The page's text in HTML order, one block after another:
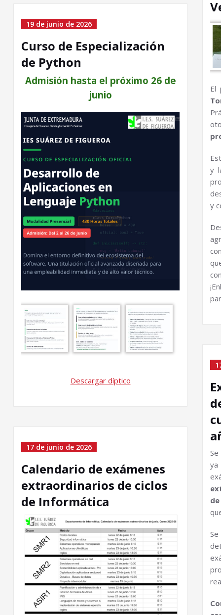
19 de junio de 2026
Curso de Especialización
de Python
Admisión hasta el próximo 26 de
junio
Descargar díptico
17 de junio de 2026
Calendario de exámenes
extraordinarios de ciclos
de Informática
El
y
y
ya